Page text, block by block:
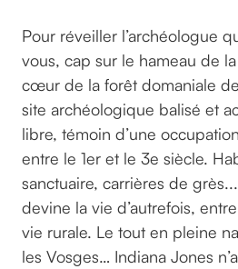
Pour réveiller l’archéologue
vous, cap sur le hameau de
cœur de la forêt domaniale
site archéologique balisé et
libre, témoin d’une
entre le 1er et le 3e siècle.
sanctuaire, carrières de
devine la vie d’autrefois,
vie rurale. Le tout en pleine
les Vosges… Indiana Jones